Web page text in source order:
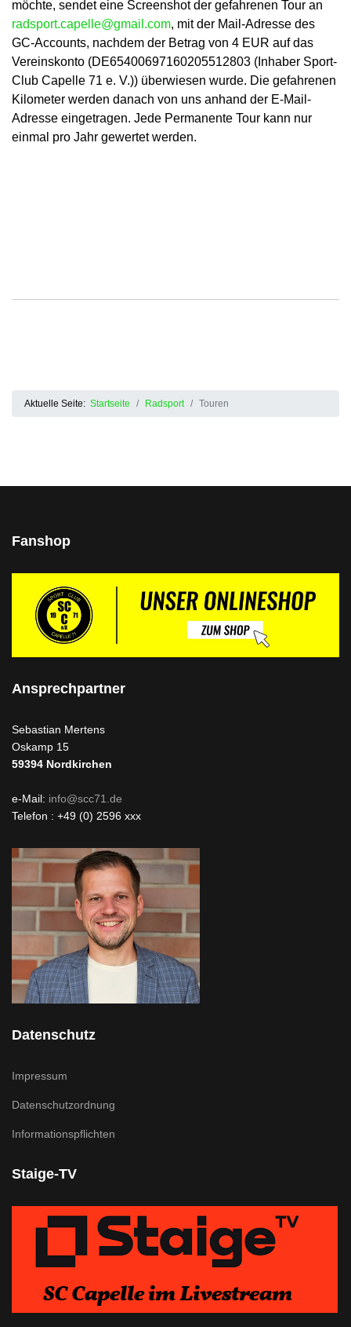
möchte, sendet eine Screenshot der gefahrenen Tour an
radsport.capelle@gmail.com, mit der Mail-Adresse des
GC-Accounts, nachdem der Betrag von 4 EUR auf das
Vereinskonto (DE65400697160205512803 (Inhaber Sport-
Club Capelle 71 e. V.)) überwiesen wurde. Die gefahrenen
Kilometer werden danach von uns anhand der E-Mail-
Adresse eingetragen. Jede Permanente Tour kann nur
einmal pro Jahr gewertet werden.
Aktuelle Seite: Startseite Radsport Touren
Fanshop
Ansprechpartner
Sebastian Mertens
Oskamp 15
59394 Nordkirchen
e-Mail: info@scc71.de
Telefon : +49 (0) 2596 xxx
Datenschutz
Impressum
Datenschutzordnung
Informationspflichten
Staige-TV